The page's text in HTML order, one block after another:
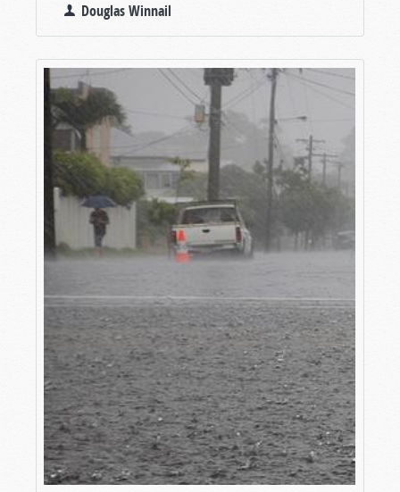
Douglas Winnail